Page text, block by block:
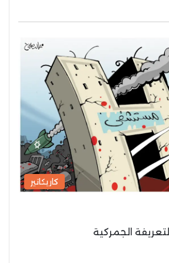
كاريكاتير
التعريفة الجمركية